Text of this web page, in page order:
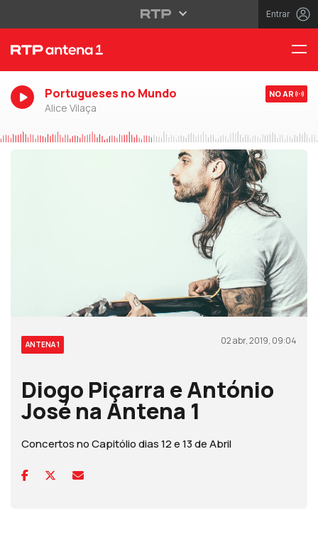
Entrar
Portugueses no Mundo
Alice Vilaça
NO AR
ANTENA 1 02 abr, 2019, 09:04
Diogo Piçarra e António
José na Antena 1
Concertos no Capitólio dias 12 e 13 de Abril